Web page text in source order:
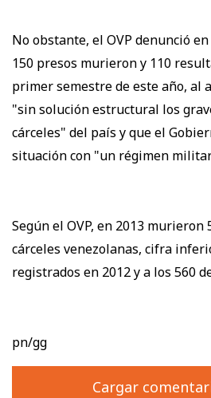
No obstante, el OVP denunció
150 presos murieron y 110
primer semestre de este año, al
"sin solución estructural los
cárceles" del país y que el
situación con "un régimen
Según el OVP, en 2013 murieron
cárceles venezolanas, cifra
registrados en 2012 y a los 560
pn/gg
Cargar